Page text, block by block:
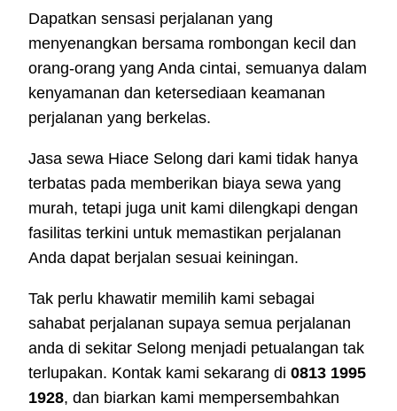
Dapatkan sensasi perjalanan yang
menyenangkan bersama rombongan kecil dan
orang-orang yang Anda cintai, semuanya dalam
kenyamanan dan ketersediaan keamanan
perjalanan yang berkelas.
Jasa sewa Hiace Selong dari kami tidak hanya
terbatas pada memberikan biaya sewa yang
murah, tetapi juga unit kami dilengkapi dengan
fasilitas terkini untuk memastikan perjalanan
Anda dapat berjalan sesuai keiningan.
Tak perlu khawatir memilih kami sebagai
sahabat perjalanan supaya semua perjalanan
anda di sekitar Selong menjadi petualangan tak
terlupakan. Kontak kami sekarang di 0813 1995
1928, dan biarkan kami mempersembahkan